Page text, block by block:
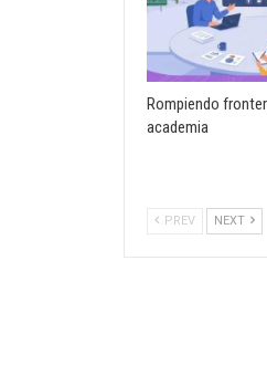
Rompiendo
academia
PREV NEXT